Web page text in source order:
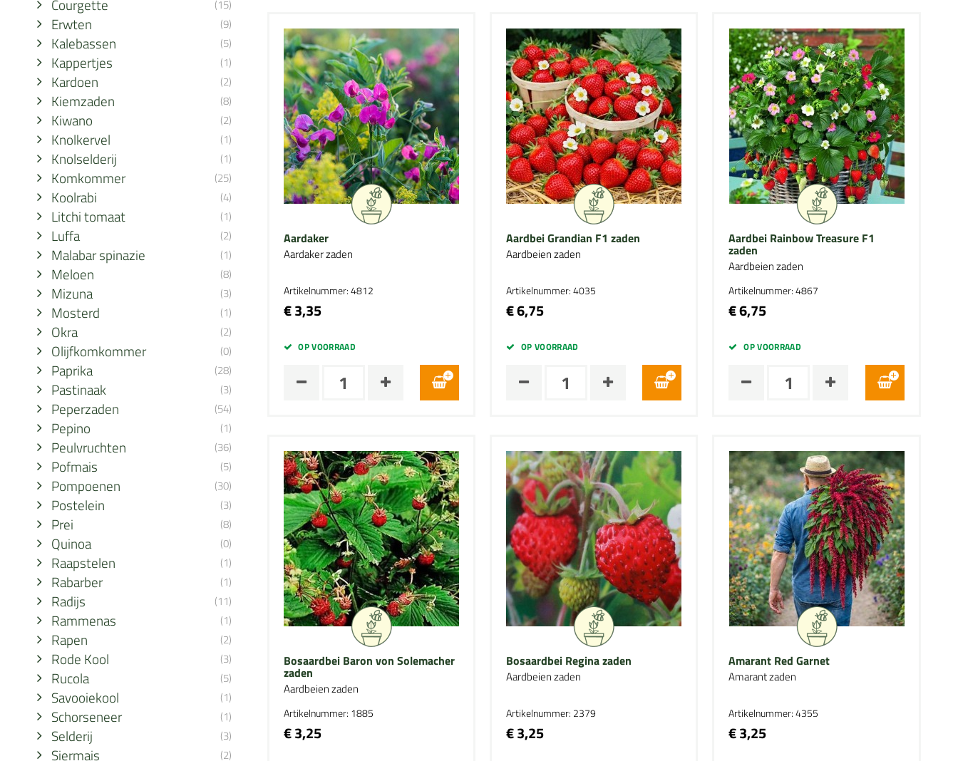
Courgette (15)
Erwten (9)
Kalebassen (5)
Kappertjes (1)
Kardoen (2)
Kiemzaden (8)
Kiwano (2)
Knolkervel (1)
Knolselderij (1)
Komkommer (25)
Koolrabi (4)
Litchi tomaat (1)
Luffa (2)
Malabar spinazie (1)
Meloen (8)
Mizuna (3)
Mosterd (1)
Okra (2)
Olijfkomkommer (0)
Paprika (28)
Pastinaak (3)
Peperzaden (54)
Pepino (1)
Peulvruchten (36)
Pofmais (5)
Pompoenen (30)
Postelein (3)
Prei (8)
Quinoa (0)
Raapstelen (1)
Rabarber (1)
Radijs (11)
Rammenas (1)
Rapen (2)
Rode Kool (3)
Rucola (5)
Savooiekool (1)
Schorseneer (1)
Selderij (3)
Siermais (2)
Aardaker
Aardaker zaden
Artikelnummer: 4812
€ 3,35
OP VOORRAAD
Aardbei Grandian F1 zaden
Aardbeien zaden
Artikelnummer: 4035
€ 6,75
OP VOORRAAD
Aardbei Rainbow Treasure F1
zaden
Aardbeien zaden
Artikelnummer: 4867
€ 6,75
OP VOORRAAD
Bosaardbei Baron von Solemacher
zaden
Aardbeien zaden
Artikelnummer: 1885
€ 3,25
Bosaardbei Regina zaden
Aardbeien zaden
Artikelnummer: 2379
€ 3,25
Amarant Red Garnet
Amarant zaden
Artikelnummer: 4355
€ 3,25